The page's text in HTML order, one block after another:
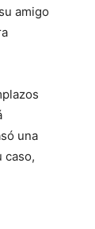
amigo
una
caso,